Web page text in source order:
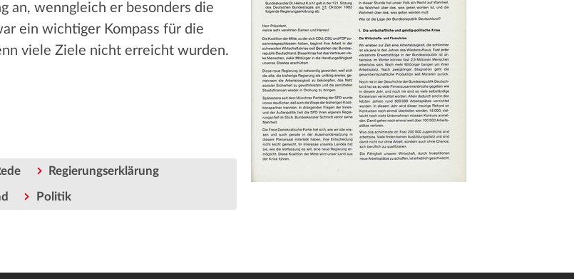
an, wenngleich er besonders die
ein wichtiger Kompass für die
viele Ziele nicht erreicht wurden.
Regierungserklärung
Politik